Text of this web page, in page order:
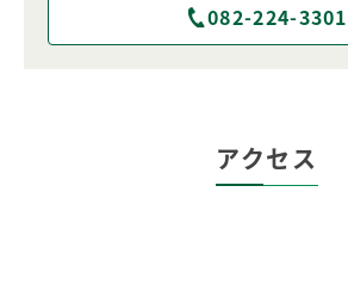
082-224-3301
アクセス